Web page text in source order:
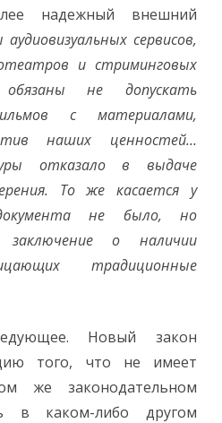
надежный внешний
сервисов,
и стриминговых
не допускать
с материалами,
наших ценностей…
отказало в выдаче
То же касается у
не было, но
о наличии
традиционные
Новый закон
того, что не имеет
же законодательном
в каком-либо другом